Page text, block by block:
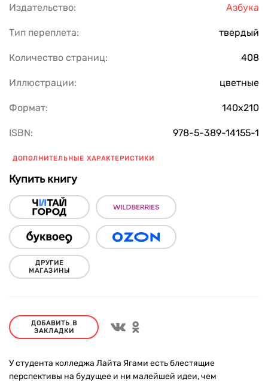
Издательство: Азбука
Тип переплета: твердый
Количество страниц: 408
Иллюстрации: цветные
Формат: 140х210
ISBN: 978-5-389-14155-1
ДОПОЛНИТЕЛЬНЫЕ ХАРАКТЕРИСТИКИ
Купить книгу
ДРУГИЕ
МАГАЗИНЫ
ДОБАВИТЬ В
ЗАКЛАДКИ
У студента колледжа Лайта Ягами есть блестящие
перспективы на будущее и ни малейшей идеи, чем